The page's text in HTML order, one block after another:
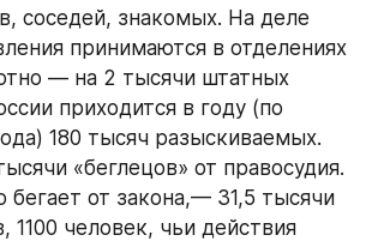
соседей, знакомых. На деле
принимаются в отделениях
— на 2 тысячи штатных
приходится в году (по
180 тысяч разыскиваемых.
«беглецов» от правосудия.
бегает от закона,— 31,5 тысячи
1100 человек, чьи действия